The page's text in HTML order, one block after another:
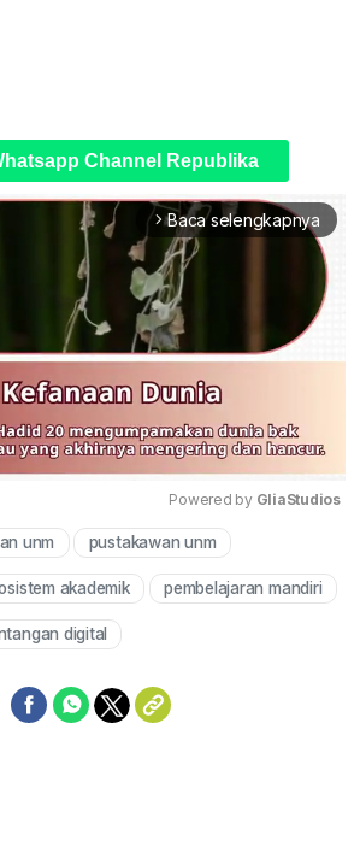
Channel Republika
arrow_forward_ios Baca selengkapnya
Powered by GliaStudios
unm pustakawan unm
akademik pembelajaran mandiri
digital